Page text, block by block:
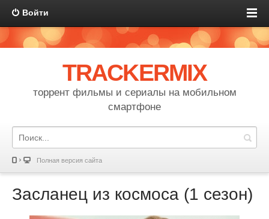
Войти
TRACKERMIX
торрент фильмы и сериалы на мобильном
смартфоне
Полная версия сайта
Засланец из космоса (1 сезон)